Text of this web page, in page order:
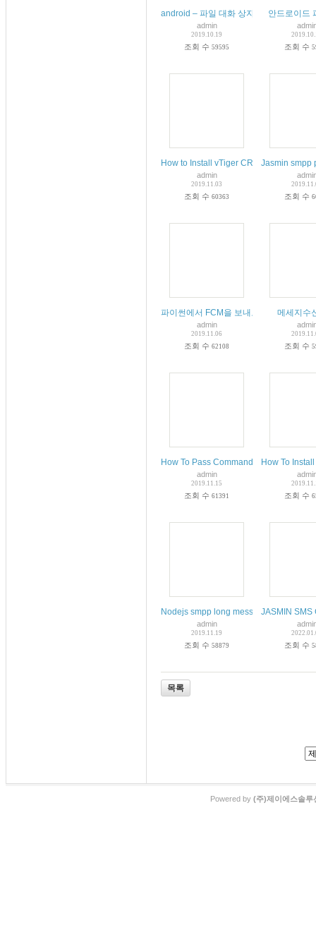
android – 파일 대화 상자 선택
admin
2019.10.19
조회 수 59595
안드로이드
조회 수
How to Install vTiger CRM on Ubuntu
admin
2019.11.03
조회 수 60363
Jasmin smpp
조회 수
파이썬에서 FCM을 보내보자.
admin
2019.11.06
조회 수 62108
메세지수
조회 수
How To Pass Command-Line
admin
2019.11.15
조회 수 61391
How To
조회 수
Nodejs smpp long message
admin
2019.11.19
조회 수 58879
JASMIN SMS
조회 수
목록
Powered by (주)제이에스솔루